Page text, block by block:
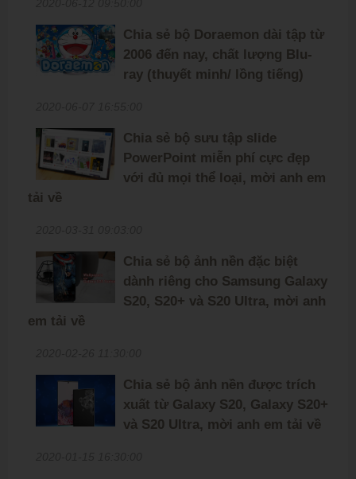
Chia sẻ bộ Doraemon dài tập từ
2006 đến nay, chất lượng Blu-
ray (thuyết minh/ lồng tiếng)
Chia sẻ bộ sưu tập slide
PowerPoint miễn phí cực đẹp
với đủ mọi thể loại, mời anh em
tải về
Chia sẻ bộ ảnh nền đặc biệt
dành riêng cho Samsung Galaxy
S20, S20+ và S20 Ultra, mời anh
em tải về
Chia sẻ bộ ảnh nền được trích
xuất từ Galaxy S20, Galaxy S20+
và S20 Ultra, mời anh em tải về